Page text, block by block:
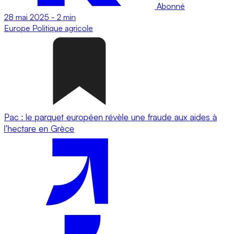
Abonné
28 mai 2025 - 2 min
Europe Politique agricole
Pac : le parquet européen révèle une fraude aux aides à
l’hectare en Grèce